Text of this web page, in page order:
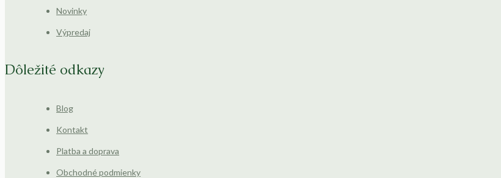
Novinky
Výpredaj
Dôležité odkazy
Blog
Kontakt
Platba a doprava
Obchodné podmienky